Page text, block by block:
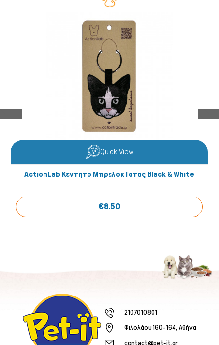
Fish/Reptiles
Quick View
ActionLab Κεντητό Μπρελόκ Γάτας Black & White
€8.50
2107010801
Φιλολάου 160-164, Αθήνα
contact@pet-it.gr